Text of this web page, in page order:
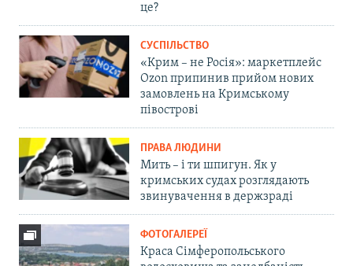
це?
СУСПІЛЬСТВО
«Крим – не Росія»: маркетплейс
Ozon припинив прийом нових
замовлень на Кримському
півострові
ПРАВА ЛЮДИНИ
Мить – і ти шпигун. Як у
кримських судах розглядають
звинувачення в держзраді
ФОТОГАЛЕРЕЇ
Краса Сімферопольського